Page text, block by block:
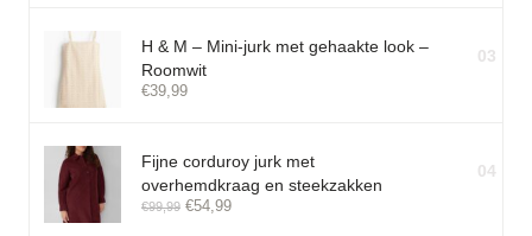
H & M – Mini-jurk met gehaakte look –
Roomwit
€39,99
03
Fijne corduroy jurk met
overhemdkraag en steekzakken
€99,99 €54,99
04